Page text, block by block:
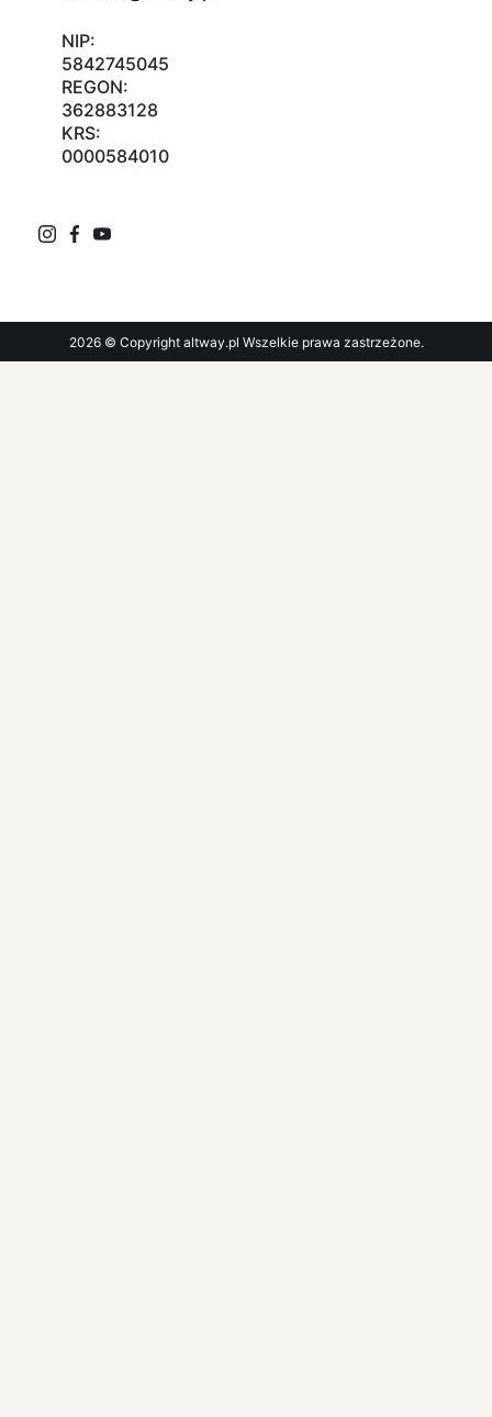
NIP:
5842745045
REGON:
362883128
KRS:
0000584010